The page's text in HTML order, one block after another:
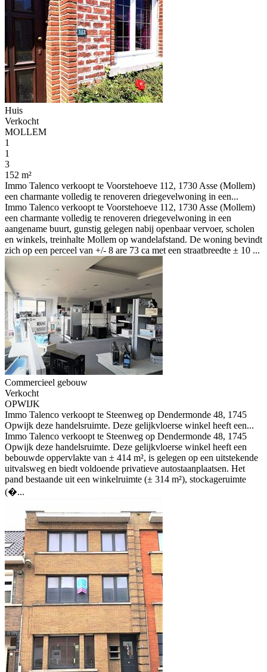
Huis
Verkocht
MOLLEM
1
1
3
152 m²
Immo Talenco verkoopt te Voorstehoeve 112, 1730 Asse (Mollem)
een charmante volledig te renoveren driegevelwoning in een...
Immo Talenco verkoopt te Voorstehoeve 112, 1730 Asse (Mollem)
een charmante volledig te renoveren driegevelwoning in een
aangename buurt, gunstig gelegen nabij openbaar vervoer, scholen
en winkels, treinhalte Mollem op wandelafstand. De woning bevindt
zich op een perceel van +/- 8 are 73 ca met een straatbreedte ± 10 ...
Commercieel gebouw
Verkocht
OPWIJK
Immo Talenco verkoopt te Steenweg op Dendermonde 48, 1745
Opwijk deze handelsruimte. Deze gelijkvloerse winkel heeft een...
Immo Talenco verkoopt te Steenweg op Dendermonde 48, 1745
Opwijk deze handelsruimte. Deze gelijkvloerse winkel heeft een
bebouwde oppervlakte van ± 414 m², is gelegen op een uitstekende
uitvalsweg en biedt voldoende privatieve autostaanplaatsen. Het
pand bestaande uit een winkelruimte (± 314 m²), stockageruimte
(�...